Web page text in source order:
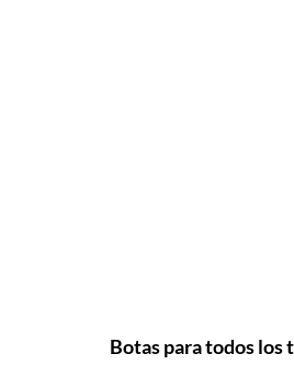
Botas para todos los